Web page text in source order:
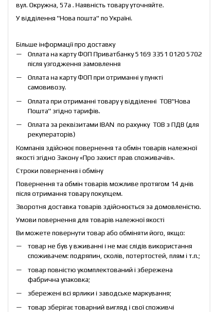
вул. Окружна, 57а . Наявність товару уточняйте.
У відділення "Нова пошта" по Україні.
Більше інформації про доставку
Оплата на карту ФОП Приватбанку 5169 3351 0120 5702
після узгодження замовлення
Оплата на карту ФОП при отриманні у пункті
самовивозу.
Оплата при отриманні товару у відділенні ТОВ"Нова
Пошта" згідно тарифів.
Оплата за реквізитами IBAN по рахунку ТОВ з ПДВ (для
рекуператорів)
Компанія здійснює повернення та обмін товарів належної
якості згідно Закону «Про захист прав споживачів».
Строки повернення і обміну
Повернення та обмін товарів можливе протягом 14 днів
після отримання товару покупцем.
Зворотня доставка товарів здійснюється за домовленістю.
Умови повернення для товарів належної якості
Ви можете повернути товар або обміняти його, якщо:
товар не був у вживанні і не має слідів використання
споживачем: подряпин, сколів, потертостей, плям і т.п.;
товар повністю укомплектований і збережена
фабрична упаковка;
збережені всі ярлики і заводське маркування;
товар зберігає товарний вигляд і свої споживчі